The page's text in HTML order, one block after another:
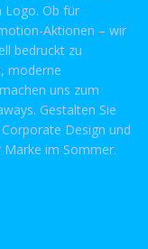
Logo. Ob für
Aktionen – wir
bedruckt zu
moderne
uns zum
Gestalten Sie
Design und
im Sommer.